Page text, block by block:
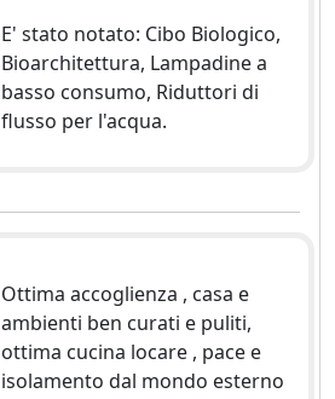
E' stato notato: Cibo Biologico,
Bioarchitettura, Lampadine a
basso consumo, Riduttori di
flusso per l'acqua.
Ottima accoglienza , casa e
ambienti ben curati e puliti,
ottima cucina locare , pace e
isolamento dal mondo esterno